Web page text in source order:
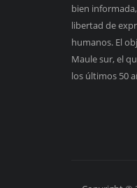
bien
libertad de
humanos. El
Maule sur, el
los últimos 50